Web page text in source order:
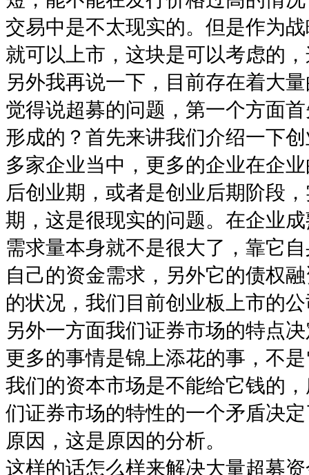
交易中是不太现实的。但是作为
就可以上市，这块是可以考虑的
另外我再说一下，目前存在着大
觉得说超募的问题，第一个方面
形成的？首先来讲我们介绍一下
多家企业当中，更多的企业在企
后创业期，或者是创业后期阶段
期，这是很现实的问题。在企业
需求量本身就不是很大了，靠它
自己的资金需求，另外它的债权
的状况，我们目前创业板上市的
另外一方面我们证券市场的特点
更多的事情是锦上添花的事，不
我们的资本市场是不能给它钱的
们证券市场的特性的一个矛盾决
原因，这是原因的分析。
这样的话怎么样来解决大量超募